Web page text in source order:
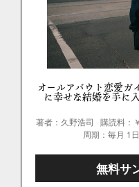
オールアバウト恋愛ガ
に幸せな結婚を手に
著者：久野浩司 購読料：
周期：毎月 1
無料サ